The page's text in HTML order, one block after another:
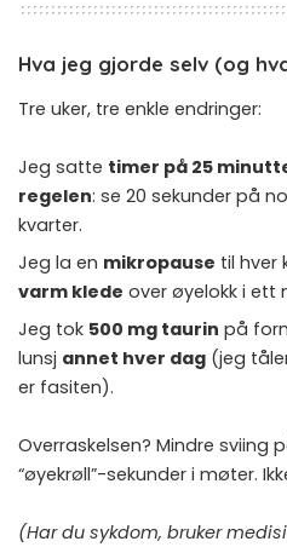
Hva jeg gjorde selv (og
Tre uker, tre enkle endringer:
Jeg satte timer på 25
regelen: se 20 sekunder på
kvarter.
Jeg la en mikropause til hver
varm klede over øyelokk i ett
Jeg tok 500 mg taurin på
lunsj annet hver dag (jeg
er fasiten).
Overraskelsen? Mindre sviing
“øyekrøll”-sekunder i møter.
(Har du sykdom, bruker